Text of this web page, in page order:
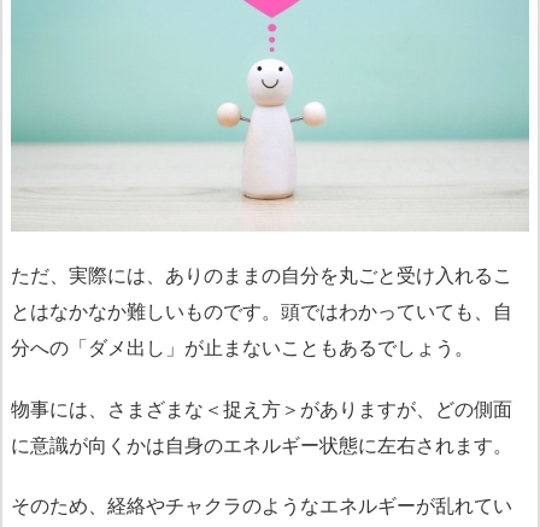
ただ、実際には、ありのままの自分を丸ごと受け入れるこ
とはなかなか難しいものです。頭ではわかっていても、自
分への「ダメ出し」が止まないこともあるでしょう。
物事には、さまざまな＜捉え方＞がありますが、どの側面
に意識が向くかは自身のエネルギー状態に左右されます。
そのため、経絡やチャクラのようなエネルギーが乱れてい